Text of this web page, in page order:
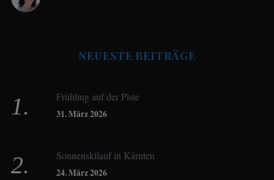
Birgit Werner
Christoph Schrahe
NEUESTE BEITRÄGE
Frühling auf der Piste
31. März 2026
Sonnenskilauf in Kärnten
24. März 2026